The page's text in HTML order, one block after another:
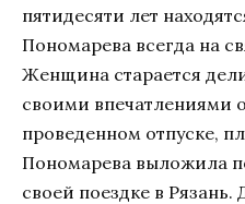
пятидесяти лет
Пономарева всегда на
Женщина старается
своими впечатлениями
проведенном отпуске,
Пономарева выложила
своей поездке в Рязань.